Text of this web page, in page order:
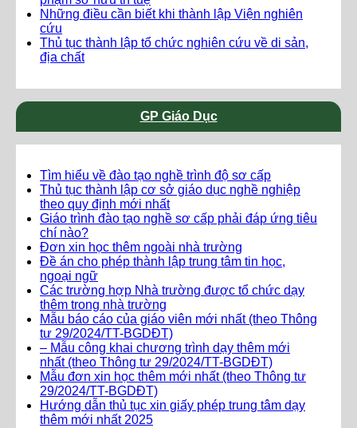
Những điều cần biết khi thành lập Viện nghiên
cứu
Thủ tục thành lập tổ chức nghiên cứu về di sản,
địa chất
GP Giáo Dục
Tìm hiểu về đào tạo nghề trình độ sơ cấp
Thủ tục thành lập cơ sở giáo dục nghề nghiệp
theo quy định mới nhất
Giáo trình đào tạo nghề sơ cấp phải đáp ứng tiêu
chí nào?
Đơn xin học thêm ngoài nhà trường
Đề án cho phép thành lập trung tâm tin học,
ngoại ngữ
Các trường hợp Nhà trường được tổ chức dạy
thêm trong nhà trường
Mẫu báo cáo của giáo viên mới nhất (theo Thông
tư 29/2024/TT-BGDĐT)
– Mẫu công khai chương trình dạy thêm mới
nhất (theo Thông tư 29/2024/TT-BGDĐT)
Mẫu đơn xin học thêm mới nhất (theo Thông tư
29/2024/TT-BGDĐT)
Hướng dẫn thủ tục xin giấy phép trung tâm dạy
thêm mới nhất 2025